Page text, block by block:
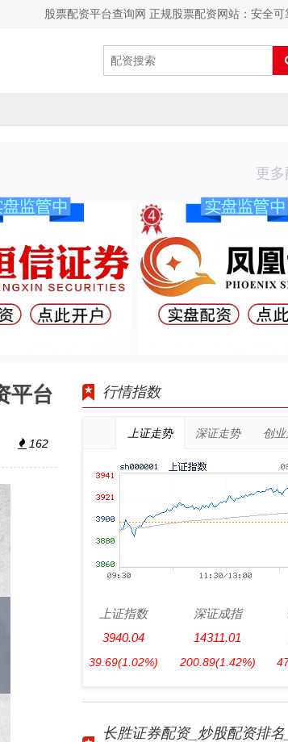
股票配资平台查询网 正规股票配资网站：安全可
更
平台
162
行情指数
上证走势 深证走势 创
上证指数
3940.04
39.69(1.02%)
深证成指
14311.01
200.89(1.42%)
长胜证券配资_炒股配资排